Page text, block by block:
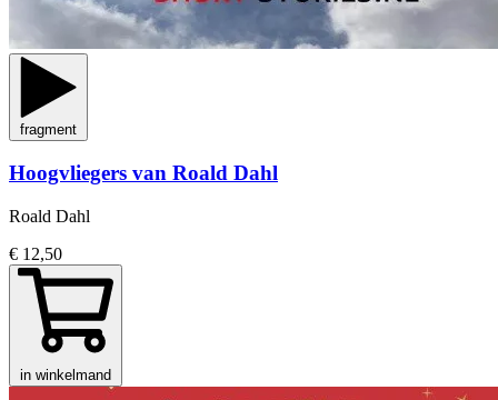
fragment
Hoogvliegers van Roald Dahl
Roald Dahl
€ 12,50
in winkelmand